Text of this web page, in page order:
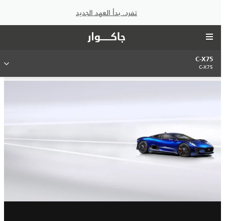
تفرد. بدأ العهد الجديد
C-X75
C-X75